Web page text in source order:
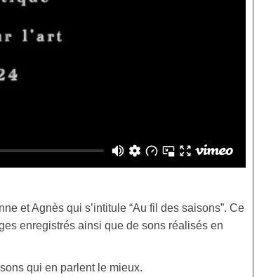
et Agnès qui s’intitule “Au fil des saisons”. Ce
enregistrés ainsi que de sons réalisés en
qui en parlent le mieux.